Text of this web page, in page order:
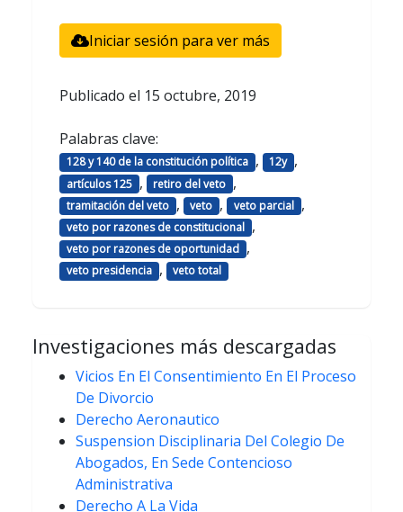
Iniciar sesión para ver más
Publicado el 15 octubre, 2019
Palabras clave:
128 y 140 de la constitución política , 12y ,
artículos 125 , retiro del veto ,
tramitación del veto , veto , veto parcial ,
veto por razones de constitucional ,
veto por razones de oportunidad ,
veto presidencia , veto total
Investigaciones más descargadas
Vicios En El Consentimiento En El Proceso
De Divorcio
Derecho Aeronautico
Suspension Disciplinaria Del Colegio De
Abogados, En Sede Contencioso
Administrativa
Derecho A La Vida